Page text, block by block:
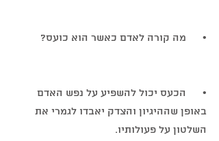
•      מה קורה לאדם כאשר הוא כועס?
•      הכעס יכול להשפיע על נפש האדם
באופן שההיגיון והצדק יאבדו לגמרי את
השלטון על פעולותיו.